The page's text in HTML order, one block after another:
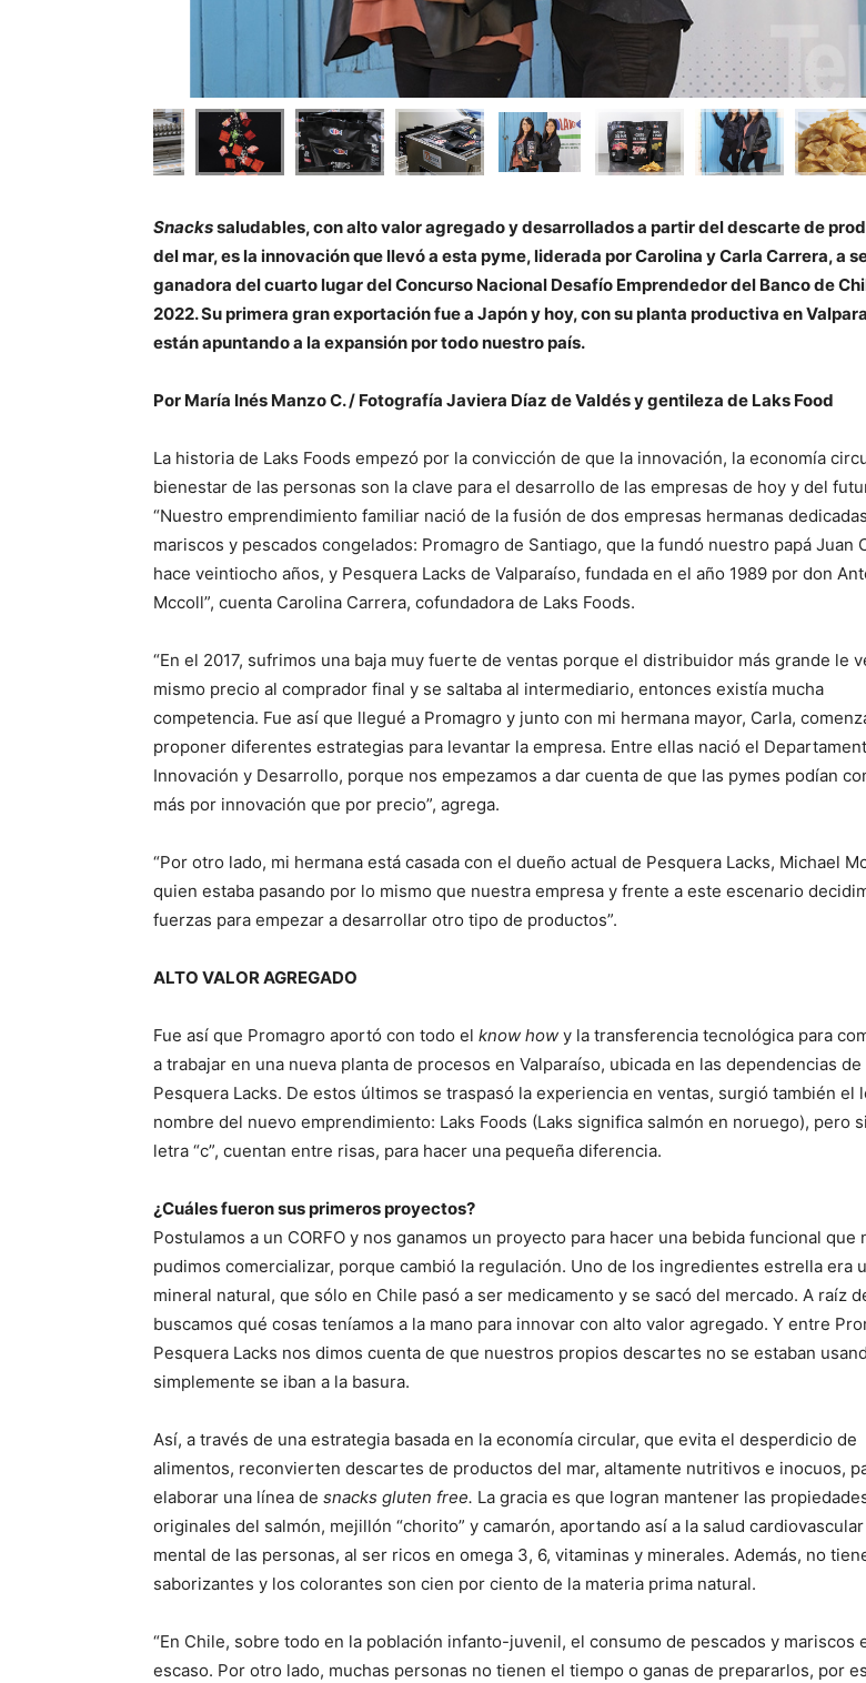
Snackssaludables, con alto valor agregado y desarrollados a partir del descarte de
del mar, es la innovación que llevó a esta pyme, liderada por Carolina y Carla Carrera, a
ganadora del cuarto lugar del Concurso Nacional Desafío Emprendedor del Banco de
2022. Su primera gran exportación fue a Japón y hoy, con su planta productiva en
están apuntando a la expansión por todo nuestro país.
Por María Inés Manzo C. / Fotografía Javiera Díaz de Valdés y gentileza de Laks Food
La historia de Laks Foods empezó por la convicción de que la innovación, la economía
bienestar de las personas son la clave para el desarrollo de las empresas de hoy y del
“Nuestro emprendimiento familiar nació de la fusión de dos empresas hermanas
mariscos y pescados congelados: Promagro de Santiago, que la fundó nuestro papá Juan
hace veintiocho años, y Pesquera Lacks de Valparaíso, fundada en el año 1989 por don
Mccoll”, cuenta Carolina Carrera, cofundadora de Laks Foods.
“En el 2017, sufrimos una baja muy fuerte de ventas porque el distribuidor más grande le
mismo precio al comprador final y se saltaba al intermediario, entonces existía mucha
competencia. Fue así que llegué a Promagro y junto con mi hermana mayor, Carla,
proponer diferentes estrategias para levantar la empresa. Entre ellas nació el
Innovación y Desarrollo, porque nos empezamos a dar cuenta de que las pymes podían
más por innovación que por precio”, agrega.
“Por otro lado, mi hermana está casada con el dueño actual de Pesquera Lacks, Michael
quien estaba pasando por lo mismo que nuestra empresa y frente a este escenario
fuerzas para empezar a desarrollar otro tipo de productos”.
ALTO VALOR AGREGADO
Fue así que Promagro aportó con todo el know how y la transferencia tecnológica para
a trabajar en una nueva planta de procesos en Valparaíso, ubicada en las dependencias de
Pesquera Lacks. De estos últimos se traspasó la experiencia en ventas, surgió también el
nombre del nuevo emprendimiento: Laks Foods (Laks significa salmón en noruego), pero
letra “c”, cuentan entre risas, para hacer una pequeña diferencia.
¿Cuáles fueron sus primeros proyectos?
Postulamos a un CORFO y nos ganamos un proyecto para hacer una bebida funcional que
pudimos comercializar, porque cambió la regulación. Uno de los ingredientes estrella era
mineral natural, que sólo en Chile pasó a ser medicamento y se sacó del mercado. A raíz
buscamos qué cosas teníamos a la mano para innovar con alto valor agregado. Y entre
Pesquera Lacks nos dimos cuenta de que nuestros propios descartes no se estaban
simplemente se iban a la basura.
Así, a través de una estrategia basada en la economía circular, que evita el desperdicio de
alimentos, reconvierten descartes de productos del mar, altamente nutritivos e inocuos,
elaborar una línea de snacks gluten free. La gracia es que logran mantener las
originales del salmón, mejillón “chorito” y camarón, aportando así a la salud
mental de las personas, al ser ricos en omega 3, 6, vitaminas y minerales. Además, no
saborizantes y los colorantes son cien por ciento de la materia prima natural.
“En Chile, sobre todo en la población infanto-juvenil, el consumo de pescados y mariscos
escaso. Por otro lado, muchas personas no tienen el tiempo o ganas de prepararlos, por